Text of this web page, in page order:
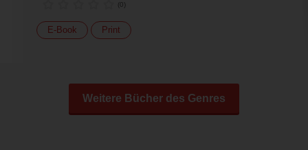
(0)
E-Book Print
Weitere Bücher des Genres